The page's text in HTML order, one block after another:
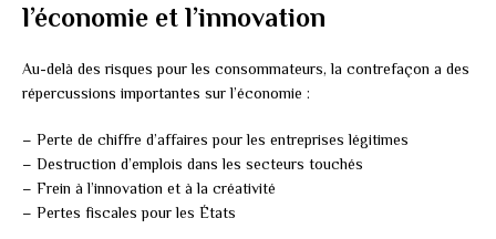
l’économie et l’innovation
Au-delà des risques pour les consommateurs, la contrefaçon a des
répercussions importantes sur l’économie :
– Perte de chiffre d’affaires pour les entreprises légitimes
– Destruction d’emplois dans les secteurs touchés
– Frein à l’innovation et à la créativité
– Pertes fiscales pour les États